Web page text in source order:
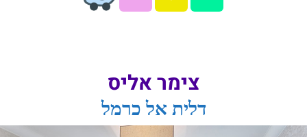
צימר אליס
דלית אל כרמל